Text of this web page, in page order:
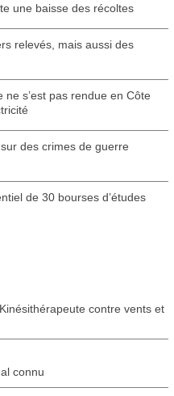
une baisse des récoltes
relevés, mais aussi des
s’est pas rendue en Côte
des crimes de guerre
de 30 bourses d’études
contre vents et
connu